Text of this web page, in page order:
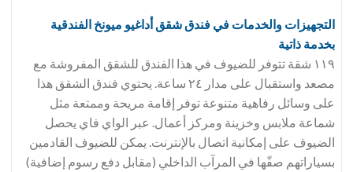
التجهيزات والخدمات في فندق شقق أداغيو ميونخ الفندقية
بخدمة ذاتية
١١٩ شقة تتوفر للضيوف في هذا الفندق للشقق المفروشة مع
مصعد واستقبال على مدار ٢٤ ساعة. يحتوي فندق الشقق هذا
على وسائل رفاهية متنوعة توفر إقامة مريحة وممتعة مثل
شماعة ملابس وخزينة ومركز أعمال. عبر الواي فاي يحصل
الضيوف على إمكانية اتصال بالإنترنت. يمكن للضيوف القادمين
بسياراتهم صفّها في المرآب الداخلي (مقابل دفع رسوم إضافية)